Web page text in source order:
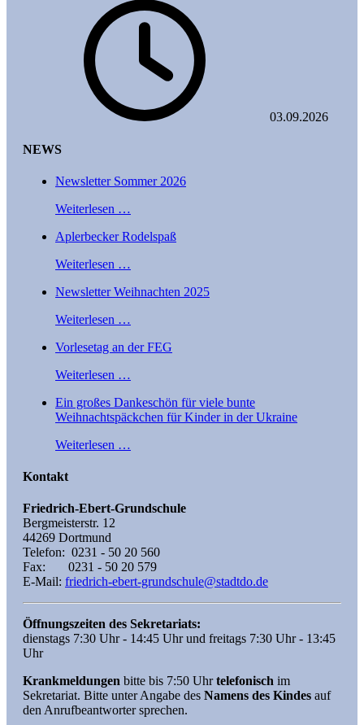
03.09.2026
NEWS
Newsletter Sommer 2026
Weiterlesen …
Aplerbecker Rodelspaß
Weiterlesen …
Newsletter Weihnachten 2025
Weiterlesen …
Vorlesetag an der FEG
Weiterlesen …
Ein großes Dankeschön für viele bunte
Weihnachtspäckchen für Kinder in der Ukraine
Weiterlesen …
Kontakt
Friedrich-Ebert-Grundschule
Bergmeisterstr. 12
44269 Dortmund
Telefon: 0231 - 50 20 560
Fax: 0231 - 50 20 579
E-Mail: friedrich-ebert-grundschule@stadtdo.de
Öffnungszeiten des Sekretariats:
dienstags 7:30 Uhr - 14:45 Uhr und freitags 7:30 Uhr - 13:45
Uhr
Krankmeldungen bitte bis 7:50 Uhrtelefonisch im
Sekretariat. Bitte unter Angabe des Namens des Kindes auf
den Anrufbeantworter sprechen.